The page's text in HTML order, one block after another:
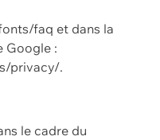
faq et dans la
Google :
privacy/.
le cadre du